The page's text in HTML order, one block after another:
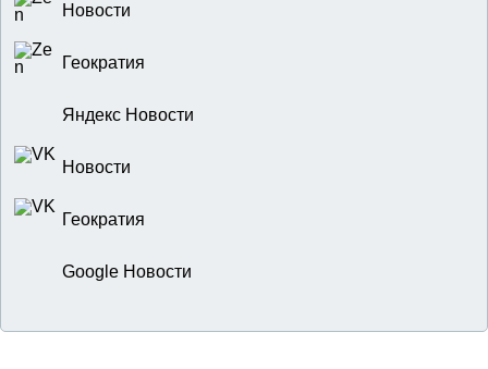
Новости
Геократия
Яндекс Новости
Новости
Геократия
Google Новости